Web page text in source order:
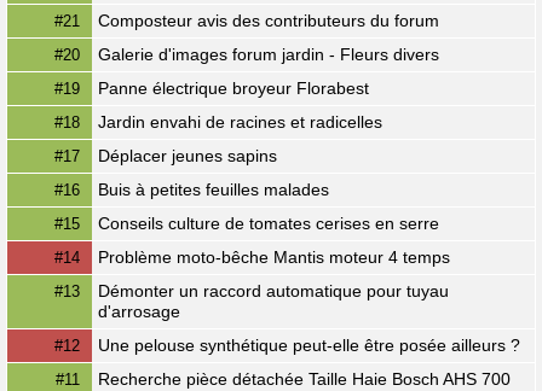
#21 Composteur avis des contributeurs du forum
#20 Galerie d'images forum jardin - Fleurs divers
#19 Panne électrique broyeur Florabest
#18 Jardin envahi de racines et radicelles
#17 Déplacer jeunes sapins
#16 Buis à petites feuilles malades
#15 Conseils culture de tomates cerises en serre
#14 Problème moto-bêche Mantis moteur 4 temps
#13
Démonter un raccord automatique pour tuyau
d'arrosage
#12 Une pelouse synthétique peut-elle être posée ailleurs ?
#11 Recherche pièce détachée Taille Haie Bosch AHS 700